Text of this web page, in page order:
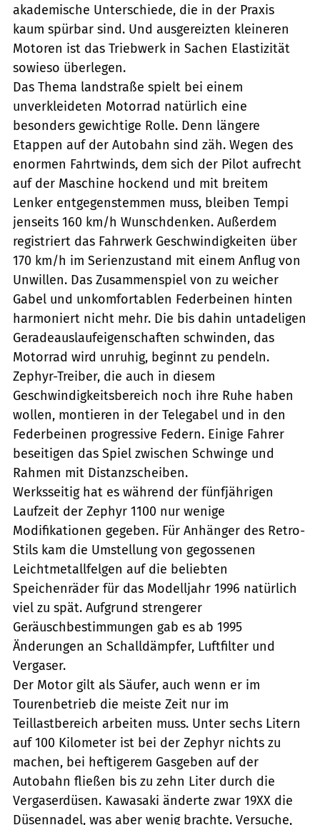
akademische Unterschiede, die in der Praxis
kaum spürbar sind. Und ausgereizten kleineren
Motoren ist das Triebwerk in Sachen Elastizität
sowieso überlegen.
Das Thema landstraße spielt bei einem
unverkleideten Motorrad natürlich eine
besonders gewichtige Rolle. Denn längere
Etappen auf der Autobahn sind zäh. Wegen des
enormen Fahrtwinds, dem sich der Pilot aufrecht
auf der Maschine hockend und mit breitem
Lenker entgegenstemmen muss, bleiben Tempi
jenseits 160 km/h Wunschdenken. Außerdem
registriert das Fahrwerk Geschwindigkeiten über
170 km/h im Serienzustand mit einem Anflug von
Unwillen. Das Zusammenspiel von zu weicher
Gabel und unkomfortablen Federbeinen hinten
harmoniert nicht mehr. Die bis dahin untadeligen
Geradeauslaufeigenschaften schwinden, das
Motorrad wird unruhig, beginnt zu pendeln.
Zephyr-Treiber, die auch in diesem
Geschwindigkeitsbereich noch ihre Ruhe haben
wollen, montieren in der Telegabel und in den
Federbeinen progressive Federn. Einige Fahrer
beseitigen das Spiel zwischen Schwinge und
Rahmen mit Distanzscheiben.
Werksseitig hat es während der fünfjährigen
Laufzeit der Zephyr 1100 nur wenige
Modifikationen gegeben. Für Anhänger des Retro-
Stils kam die Umstellung von gegossenen
Leichtmetallfelgen auf die beliebten
Speichenräder für das Modelljahr 1996 natürlich
viel zu spät. Aufgrund strengerer
Geräuschbestimmungen gab es ab 1995
Änderungen an Schalldämpfer, Luftfilter und
Vergaser.
Der Motor gilt als Säufer, auch wenn er im
Tourenbetrieb die meiste Zeit nur im
Teillastbereich arbeiten muss. Unter sechs Litern
auf 100 Kilometer ist bei der Zephyr nichts zu
machen, bei heftigerem Gasgeben auf der
Autobahn fließen bis zu zehn Liter durch die
Vergaserdüsen. Kawasaki änderte zwar 19XX die
Düsennadel, was aber wenig brachte. Versuche,